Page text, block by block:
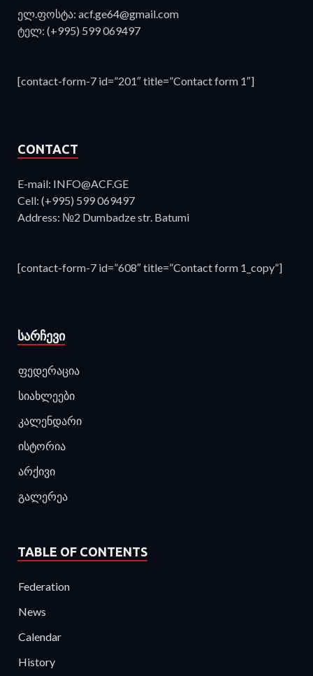
ელ.ფოსტა: acf.ge64@gmail.com
ტელ: (+995) 599 069497
[contact-form-7 id=”201″ title=”Contact form 1″]
CONTACT
E-mail: INFO@ACF.GE
Cell: (+995) 599 069497
Address: №2 Dumbadze str. Batumi
[contact-form-7 id=”608″ title=”Contact form 1_copy”]
ᲡᲐᲠᲩᲔᲕᲘ
ფედერაცია
სიახლეები
კალენდარი
ისტორია
არქივი
გალერეა
TABLE OF CONTENTS
Federation
News
Calendar
History